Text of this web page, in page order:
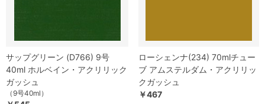
サップグリーン (D766) 9号
40ml ホルベイン・アクリリック
ガッシュ
（9号40ml）
ローシェンナ(234) 70mlチュー
ブ アムステルダム・アクリリッ
クガッシュ
￥467